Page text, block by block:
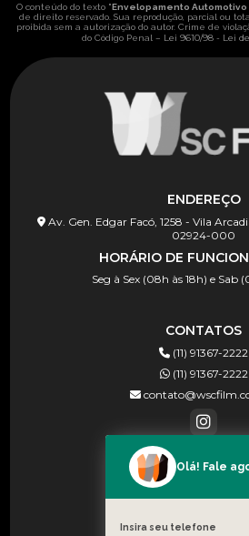
O conteúdo do texto "Envelopamento
de direito reservado. Sua reprodução, parcial ou
proibida sem a autorização do autor. Crime de
do Código Penal – Lei 9610/98 - Lei
ENDEREÇO
Av. Gen. Edgar Facó, 1258 - Vila
02924-000
HORÁRIO DE
Seg à Sex (08h às 18h) e Sab
CONTATOS
(11) 91367-2222
(11) 91367-2222
MENU
HOME
Olá! Fale
Insira seu telefone